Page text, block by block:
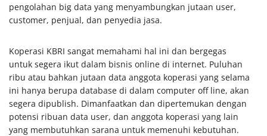
pengolahan big data yang menyambungkan jutaan user,
customer, penjual, dan penyedia jasa.
Koperasi KBRI sangat memahami hal ini dan bergegas
untuk segera ikut dalam bisnis online di internet. Puluhan
ribu atau bahkan jutaan data anggota koperasi yang selama
ini hanya berupa database di dalam computer off line, akan
segera dipublish. Dimanfaatkan dan dipertemukan dengan
potensi ribuan data user, dan anggota koperasi yang lain
yang membutuhkan sarana untuk memenuhi kebutuhan.